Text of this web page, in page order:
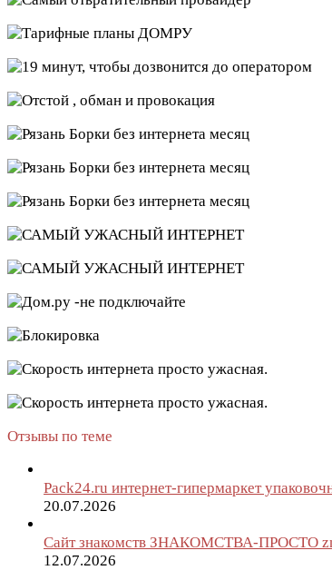
Отзывы по теме
Pack24.ru интернет-гипермаркет
20.07.2026
Сайт знакомств ЗНАКОМСТВА-ПРОСТО
12.07.2026